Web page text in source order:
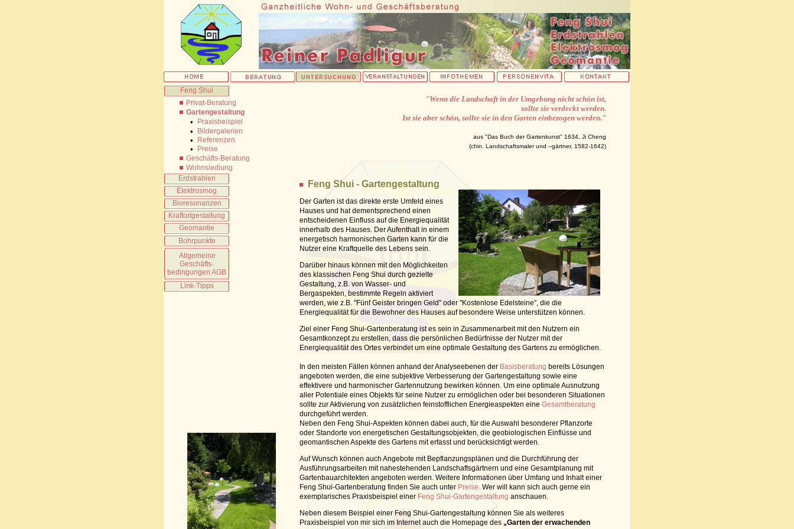
Feng Shui
Privat-Beratung
Gartengestaltung
• Praxisbeispiel
• Bildergalerien
• Referenzen
•
Preise
Geschäfts-Beratung
Wohnsiedlung
Erdstrahlen
Elektrosmog
Bioresonanzen
Kraftortgestaltung
Geomantie
Bohrpunkte
Allgemeine
Geschäfts-
bedingungen AGB
Link-Tipps
"Wenn die Landschaft in der Umgebung nicht schön ist,
sollte sie verdeckt werden.
Ist sie aber schön, sollte sie in den Garten einbezogen werden."
aus "Das Buch der Gartenkunst" 1634, Ji Cheng
(chin. Landschaftsmaler und –gärtner, 1582-1642)
Feng Shui - Gartengestaltung
Der Garten ist das direkte erste Umfeld eines
Hauses und hat dementsprechend einen
entscheidenen Einfluss auf die Energiequalität
innerhalb des Hauses. Der Aufenthalt in einem
energetisch harmonischen Garten kann für die
Nutzer eine Kraftquelle des Lebens sein.
Darüber hinaus können mit den Möglichkeiten
des klassischen Feng Shui durch gezielte
Gestaltung, z.B. von Wasser- und
Bergaspekten, bestimmte Regeln aktiviert
werden, wie z.B. "Fünf Geister bringen Geld" oder "Kostenlose Edelsteine", die die
Energiequalität für die Bewohner des Hauses auf besondere Weise unterstützen können.
Ziel einer Feng Shui-Gartenberatung ist es sein in Zusammenarbeit mit den Nutzern ein
Gesamtkonzept zu erstellen, dass die persönlichen Bedürfnisse der Nutzer mit der
Energiequalität des Ortes verbindet um eine optimale Gestaltung des Gartens zu ermöglichen.
In den meisten Fällen können anhand der Analyseebenen der Basisberatung bereits Lösungen
angeboten werden, die eine subjektive Verbesserung der Gartengestaltung sowie eine
effektivere und harmonischer Gartennutzung bewirken können. Um eine optimale Ausnutzung
aller Potentiale eines Objekts für seine Nutzer zu ermöglichen oder bei besonderen Situationen
sollte zur Aktivierung von zusätzlichen feinstofflichen Energieaspekten eine Gesamtberatung
durchgeführt werden.
Neben den Feng Shui-Aspekten können dabei auch, für die Auswahl besonderer Pflanzorte
oder Standorte von energetischen Gestaltungsobjekten, die geobiologischen Einflüsse und
geomantischen Aspekte des Gartens mit erfasst und berücksichtigt werden.
Auf Wunsch können auch Angebote mit Bepflanzungsplänen und die Durchführung der
Ausführungsarbeiten mit nahestehenden Landschaftsgärtnern und eine Gesamtplanung mit
Gartenbauarchitekten angeboten werden. Weitere Informationen über Umfang und Inhalt einer
Feng Shui-Gartenberatung finden Sie auch unter Preise. Wer will kann sich auch gerne ein
exemplarisches Praxisbeispiel einer Feng Shui-Gartengestaltung anschauen.
Neben diesem Beispiel einer Feng Shui-Gartengestaltung können Sie als weiteres
Praxisbeispiel von mir sich im Internet auch die Homepage des „Garten der erwachenden